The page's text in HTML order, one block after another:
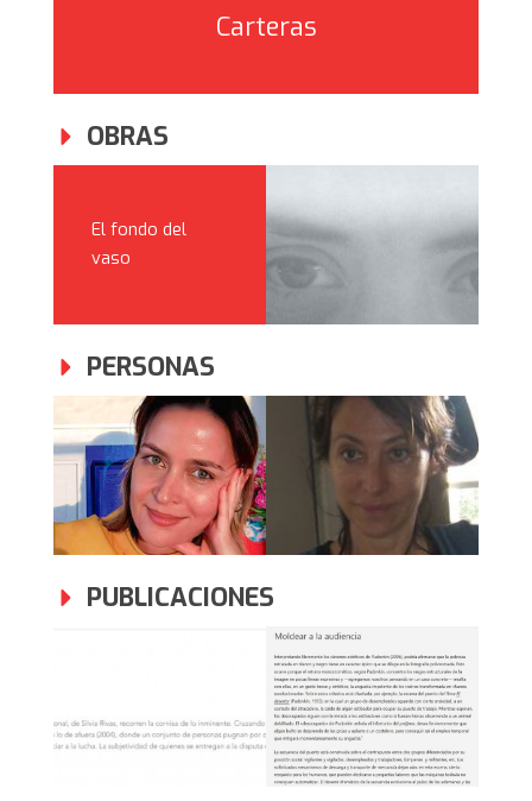
Carteras
OBRAS
El fondo del
vaso
Desayuno
PERSONAS
PUBLICACIONES